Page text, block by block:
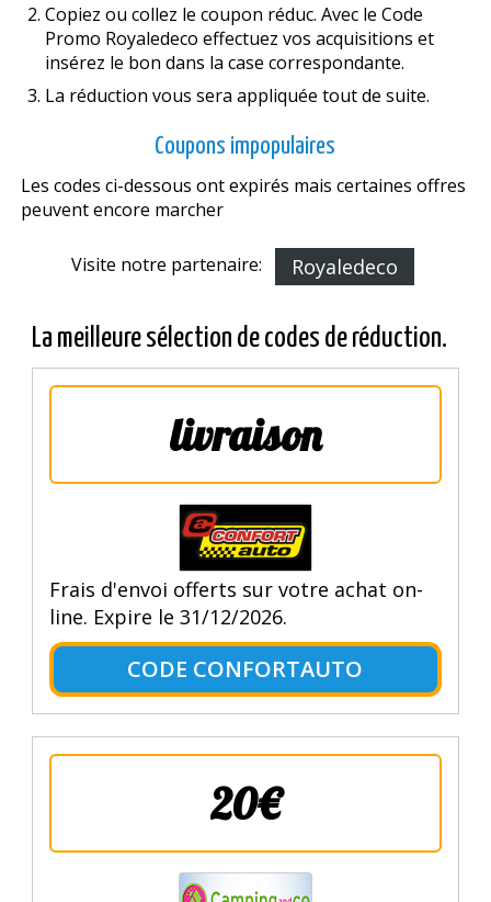
Copiez ou collez le coupon réduc. Avec le Code
Promo Royaledeco effectuez vos acquisitions et
insérez le bon dans la case correspondante.
La réduction vous sera appliquée tout de suite.
Coupons impopulaires
Les codes ci-dessous ont expirés mais certaines offres
peuvent encore marcher
Visite notre partenaire: Royaledeco
La meilleure sélection de codes de réduction.
livraison
Frais d'envoi offerts sur votre achat on-
line. Expire le 31/12/2026.
CODE CONFORTAUTO
20€